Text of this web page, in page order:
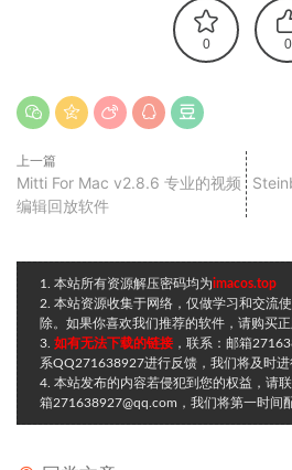
0 0
上一篇
Mitti For Mac v2.8.6 专业的视频
编辑回放软件
1. 本站所有资源解压密码均为imacos.top
2. 本站资源收集于网络，仅做学习和交流
除。如果你喜欢我们推荐的软件，请购买正
3. 如有无法下载的链接 ，联系：邮箱
系QQ271638927进行反馈，我们将及时进
4. 本站发布的内容若侵犯到您的权益，请
箱271638927@qq.com，我们将第一时间